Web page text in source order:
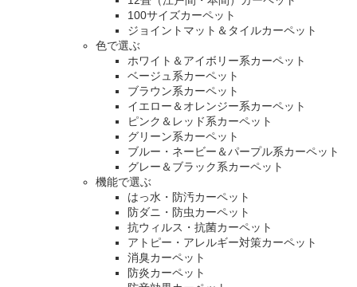
100サイズカーペット
ジョイントマット＆タイルカーペット
色で選ぶ
ホワイト＆アイボリー系カーペット
ベージュ系カーペット
ブラウン系カーペット
イエロー＆オレンジー系カーペット
ピンク＆レッド系カーペット
グリーン系カーペット
ブルー・ネービー＆パープル系カーペット
グレー＆ブラック系カーペット
機能で選ぶ
はっ水・防汚カーペット
防ダニ・防虫カーペット
抗ウィルス・抗菌カーペット
アトピー・アレルギー対策カーペット
消臭カーペット
防炎カーペット